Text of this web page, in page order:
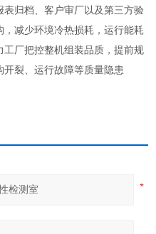
归档、客户审厂以及第三方验
减少环境冷热损耗，运行能耗
厂把控整机组装品质，提前规
裂、运行故障等质量隐患